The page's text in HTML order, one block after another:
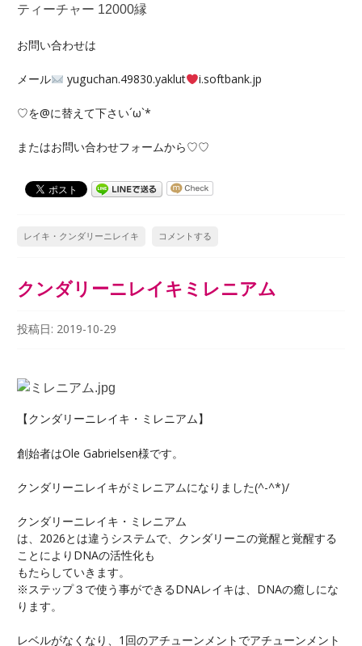
ティーチャー 12000縁
お問い合わせは
メール yuguchan.49830.yaklut i.softbank.jp
♡を@に替えて下さい´ω`*
またはお問い合わせフォームから♡♡
レイキ・クンダリーニレイキ コメントする
クンダリーニレイキミレニアム
投稿日: 2019-10-29
【クンダリーニレイキ・ミレニアム】
創始者はOle Gabrielsen様です。
クンダリーニレイキがミレニアムになりました(^-^*)/
クンダリーニレイキ・ミレニアム
は、2026とは違うシステムで、クンダリーニの覚醒と覚醒する
ことによりDNAの活性化も
もたらしていきます。
※ステップ３で使う事ができるDNAレイキは、DNAの癒しにな
ります。
レベルがなくなり、1回のアチューンメントでアチューンメント